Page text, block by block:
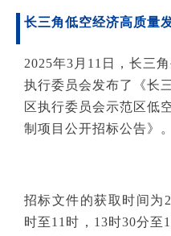
长三角低空经济高质量
2025年3月11日，长三
执行委员会发布了《长
区执行委员会示范区低
制项目公开招标公告》
招标文件的获取时间为
时至11时，13时30分至